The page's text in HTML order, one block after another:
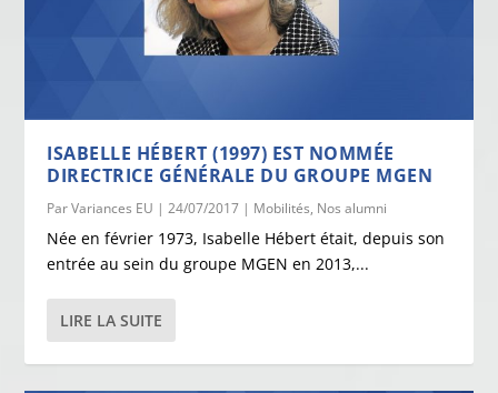
ISABELLE HÉBERT (1997) EST NOMMÉE
DIRECTRICE GÉNÉRALE DU GROUPE MGEN
ParVariances EU |24/07/2017 | Mobilités, Nos alumni
Née en février 1973, Isabelle Hébert était, depuis son
entrée au sein du groupe MGEN en 2013,...
LIRE LA SUITE